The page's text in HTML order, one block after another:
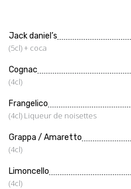
Jack daniel’s
(5cl) + coca
Cognac
(4cl)
Frangelico
(4cl) Liqueur de noisettes
Grappa / Amaretto
(4cl)
Limoncello
(4cl)